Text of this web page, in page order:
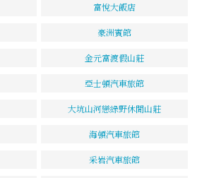
富悅大飯店
豪洲賓館
金元富渡假山莊
亞士頓汽車旅館
大坑山河戀綠野休閒山莊
海頓汽車旅館
采岩汽車旅館